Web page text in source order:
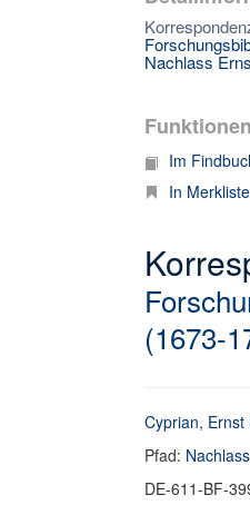
Nachlass
Funktionen
Im
In
(1673-
Cyprian,
Pfad:
DE-611-BF-